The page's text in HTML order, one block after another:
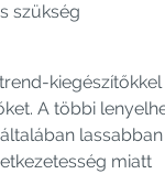
szükség
kiegészítőkkel
A többi
lassabban
miatt